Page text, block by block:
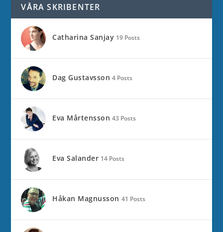
VÅRA SKRIBENTER
Catharina Sanjay 19 Posts
Dag Gustavsson 4 Posts
Eva Mårtensson 43 Posts
Eva Salander 14 Posts
Håkan Magnusson 41 Posts